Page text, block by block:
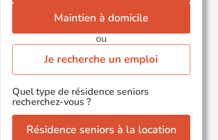
Maintien à domicile
ou
Je recherche un emploi
Quel type de résidence seniors
recherchez-vous ?
Résidence seniors à la location